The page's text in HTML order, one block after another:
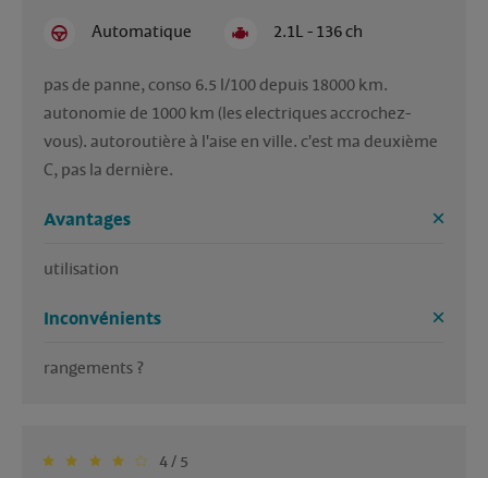
Automatique 2.1L - 136 ch
pas de panne, conso 6.5 l/100 depuis 18000 km.
autonomie de 1000 km (les electriques accrochez-
vous). autoroutière à l'aise en ville. c'est ma deuxième
C, pas la dernière.
Avantages
utilisation
Inconvénients
rangements ?
4 / 5